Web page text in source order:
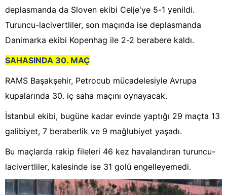
deplasmanda da Sloven ekibi Celje'ye 5-1 yenildi.
Turuncu-lacivertliler, son maçında ise deplasmanda
Danimarka ekibi Kopenhag ile 2-2 berabere kaldı.
SAHASINDA 30. MAÇ
RAMS Başakşehir, Petrocub mücadelesiyle Avrupa
kupalarında 30. iç saha maçını oynayacak.
İstanbul ekibi, bugüne kadar evinde yaptığı 29 maçta 13
galibiyet, 7 beraberlik ve 9 mağlubiyet yaşadı.
Bu maçlarda rakip fileleri 46 kez havalandıran turuncu-
lacivertliler, kalesinde ise 31 golü engelleyemedi.